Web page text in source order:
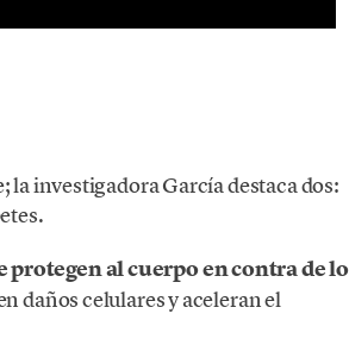
investigadora García destaca dos:
al cuerpo en contra de
daños celulares y aceleran el